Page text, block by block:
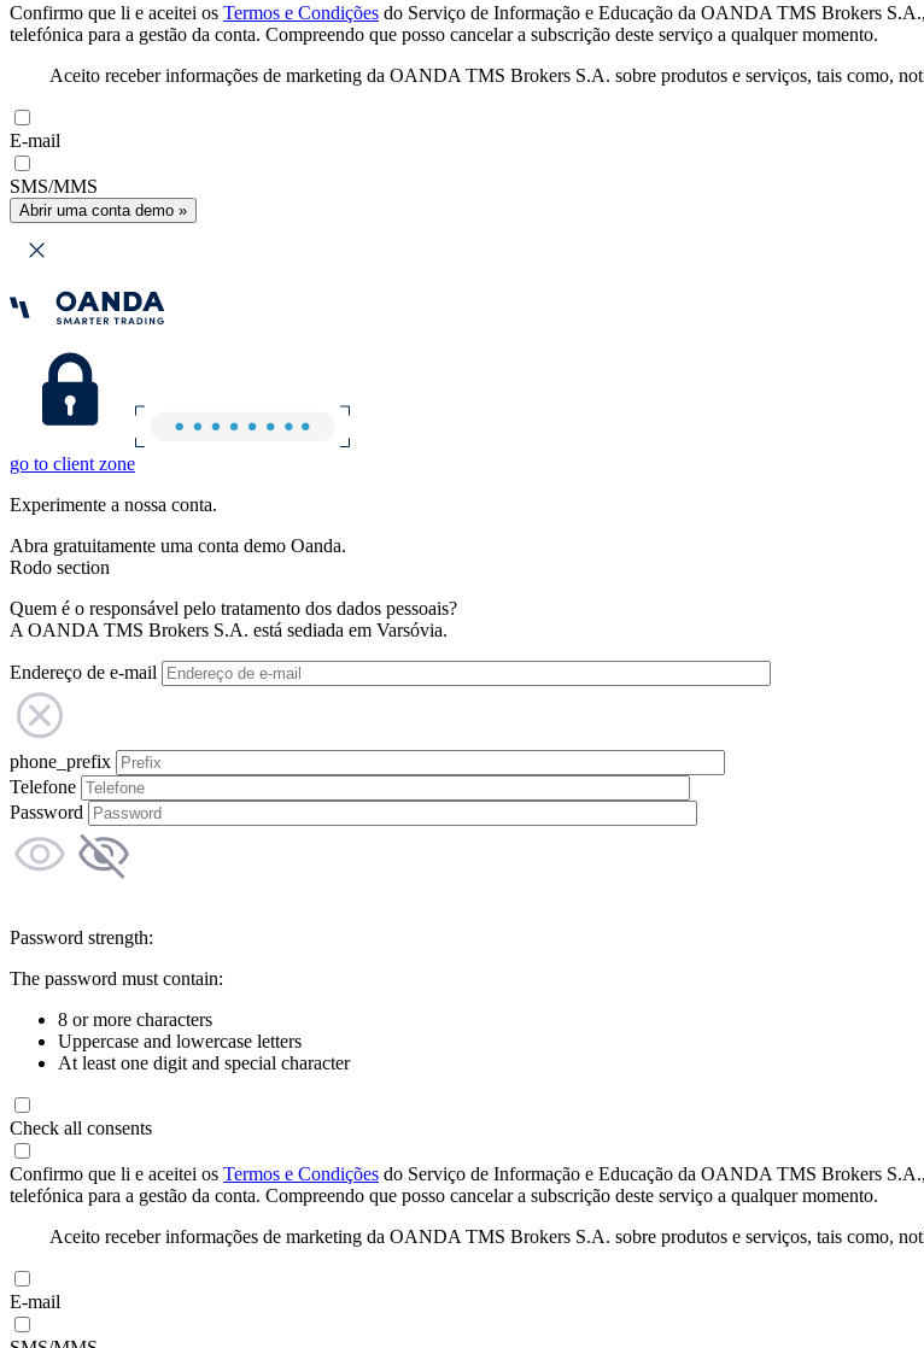
Confirmo que li e aceitei os Termos e Condições do Serviço de Informação e Educação da OANDA TMS Brokers S.A.,
telefónica para a gestão da conta. Compreendo que posso cancelar a subscrição deste serviço a qualquer momento.
Aceito receber informações de marketing da OANDA TMS Brokers S.A. sobre produtos e serviços, tais como,
E-mail
SMS/MMS
Abrir uma conta demo »
go to client zone
Experimente a nossa conta.
Abra gratuitamente uma conta demo Oanda.
Rodo section
Quem é o responsável pelo tratamento dos dados pessoais?
A OANDA TMS Brokers S.A. está sediada em Varsóvia.
Endereço de e-mail
phone_prefix
Telefone
Password
Password strength:
The password must contain:
8 or more characters
Uppercase and lowercase letters
At least one digit and special character
Check all consents
Confirmo que li e aceitei os Termos e Condições do Serviço de Informação e Educação da OANDA TMS Brokers S.A.,
telefónica para a gestão da conta. Compreendo que posso cancelar a subscrição deste serviço a qualquer momento.
Aceito receber informações de marketing da OANDA TMS Brokers S.A. sobre produtos e serviços, tais como,
E-mail